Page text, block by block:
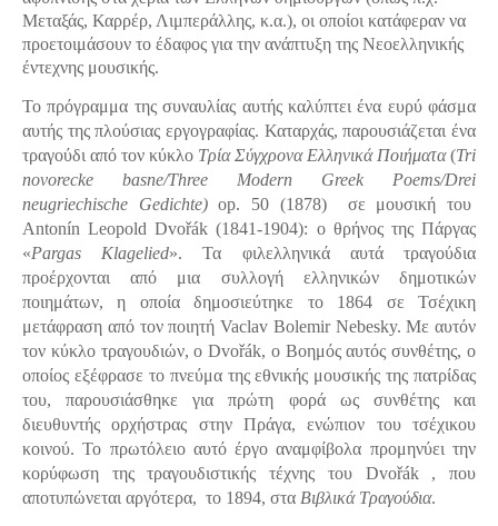
Μεταξάς, Καρρέρ, Λιμπεράλλης, κ.α.), οι οποίοι κατάφεραν να
προετοιμάσουν το έδαφος για την ανάπτυξη της Νεοελληνικής
έντεχνης μουσικής.
Το πρόγραμμα της συναυλίας αυτής καλύπτει ένα ευρύ φάσμα
αυτής της πλούσιας εργογραφίας. Καταρχάς, παρουσιάζεται ένα
τραγούδι από τον κύκλο Τρία Σύγχρονα Ελληνικά Ποιήματα(Tri
novorecke basne/Three Modern Greek Poems/Drei
neugriechische Gedichte)op. 50 (1878)
σε μουσική του
Antonín Leopold Dvořák (1841-1904): ο θρήνος της Πάργας
«Pargas Klagelied». Τα φιλελληνικά αυτά τραγούδια
προέρχονται από μια συλλογή ελληνικών δημοτικών
ποιημάτων, η οποία δημοσιεύτηκε το 1864 σε Τσέχικη
μετάφραση από τον ποιητή Vaclav Bolemir Nebesky. Με αυτόν
τον κύκλο τραγουδιών, ο Dvořák, ο Βοημός αυτός συνθέτης, ο
οποίος εξέφρασε το πνεύμα της εθνικής μουσικής της πατρίδας
του, παρουσιάσθηκε για πρώτη φορά ως συνθέτης και
διευθυντής ορχήστρας στην Πράγα, ενώπιον του τσέχικου
κοινού. Το πρωτόλειο αυτό έργο αναμφίβολα προμηνύει την
κορύφωση της τραγουδιστικής τέχνης του Dvořák , που
αποτυπώνεται αργότερα, το 1894, στα Βιβλικά Τραγούδια.